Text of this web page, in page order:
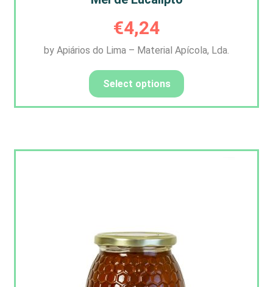
€4,24
by Apiários do Lima – Material Apícola, Lda.
Select options